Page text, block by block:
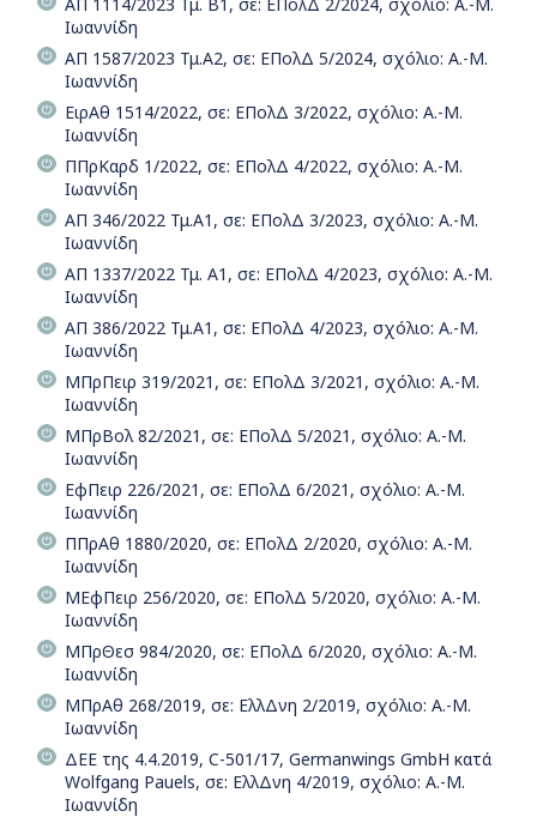
Ιωαννίδη
ΑΠ 1587/2023 Τμ.Α2, σε: ΕΠολΔ 5/2024, σχόλιο: Α.-Μ.
Ιωαννίδη
ΕιρΑθ 1514/2022, σε: ΕΠολΔ 3/2022, σχόλιο: Α.-Μ.
Ιωαννίδη
ΠΠρΚαρδ 1/2022, σε: ΕΠολΔ 4/2022, σχόλιο: Α.-Μ.
Ιωαννίδη
ΑΠ 346/2022 Τμ.Α1, σε: ΕΠολΔ 3/2023, σχόλιο: Α.-Μ.
Ιωαννίδη
ΑΠ 1337/2022 Τμ. Α1, σε: ΕΠολΔ 4/2023, σχόλιο: Α.-Μ.
Ιωαννίδη
ΑΠ 386/2022 Τμ.Α1, σε: ΕΠολΔ 4/2023, σχόλιο: Α.-Μ.
Ιωαννίδη
ΜΠρΠειρ 319/2021, σε: ΕΠολΔ 3/2021, σχόλιο: Α.-Μ.
Ιωαννίδη
ΜΠρΒολ 82/2021, σε: ΕΠολΔ 5/2021, σχόλιο: Α.-Μ.
Ιωαννίδη
ΕφΠειρ 226/2021, σε: ΕΠολΔ 6/2021, σχόλιο: Α.-Μ.
Ιωαννίδη
ΠΠρΑθ 1880/2020, σε: ΕΠολΔ 2/2020, σχόλιο: Α.-Μ.
Ιωαννίδη
ΜΕφΠειρ 256/2020, σε: ΕΠολΔ 5/2020, σχόλιο: Α.-Μ.
Ιωαννίδη
ΜΠρΘεσ 984/2020, σε: ΕΠολΔ 6/2020, σχόλιο: Α.-Μ.
Ιωαννίδη
ΜΠρΑθ 268/2019, σε: ΕλλΔνη 2/2019, σχόλιο: Α.-Μ.
Ιωαννίδη
ΔΕΕ της 4.4.2019, C-501/17, Germanwings GmbH κατά
Wolfgang Pauels, σε: ΕλλΔνη 4/2019, σχόλιο: Α.-Μ.
Ιωαννίδη